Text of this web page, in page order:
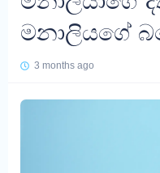
මනාලියගේ
3 months ago